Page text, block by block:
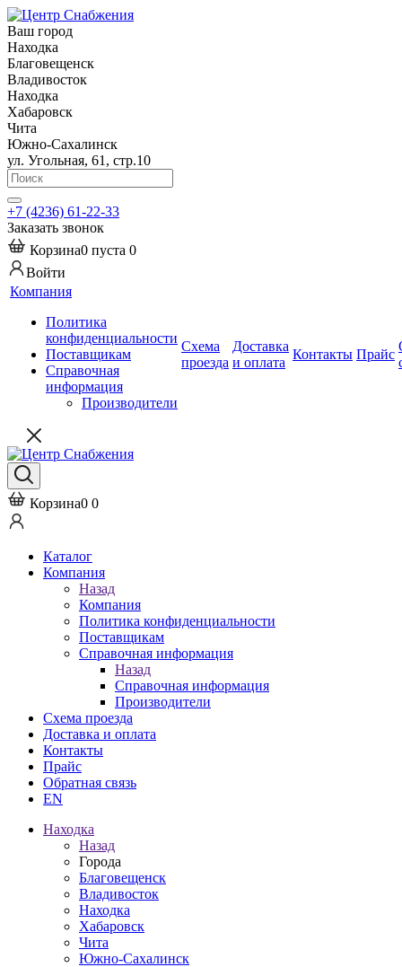
Ваш город
Находка
Благовещенск
Владивосток
Находка
Хабаровск
Чита
Южно-Сахалинск
ул. Угольная, 61, стр.10
+7 (4236) 61-22-33
Заказать звонок
Корзина0 пуста 0
Войти
Компания
Политика
конфиденциальности
Поставщикам
Справочная
информация
Производители
Схема
проезда
Доставка
и оплата
Контакты Прайс
Корзина0 0
Каталог
Компания
Назад
Компания
Политика конфиденциальности
Поставщикам
Справочная информация
Назад
Справочная информация
Производители
Схема проезда
Доставка и оплата
Контакты
Прайс
Обратная связь
EN
Находка
Назад
Города
Благовещенск
Владивосток
Находка
Хабаровск
Чита
Южно-Сахалинск